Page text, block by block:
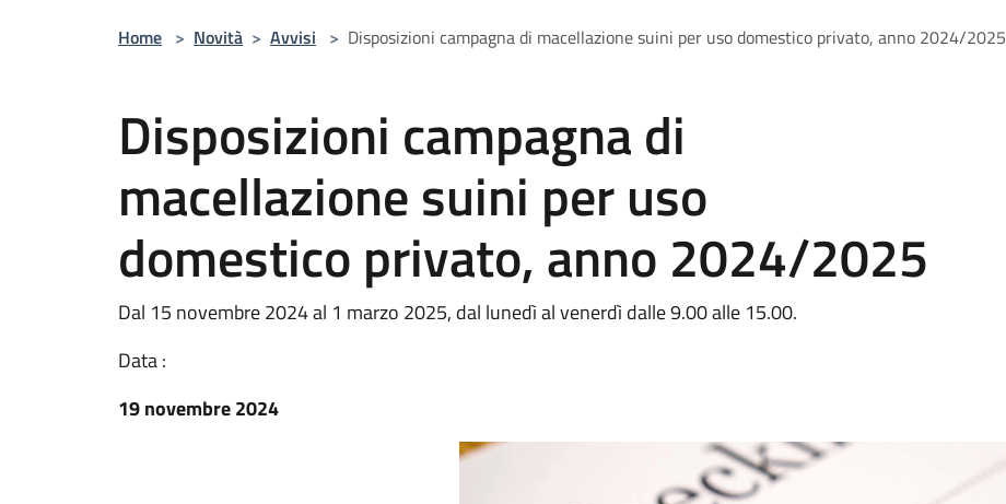
Home > Novità > Avvisi > Disposizioni campagna di macellazione suini per uso domestico privato, anno 2024/2025
Disposizioni campagna di
macellazione suini per uso
domestico privato, anno 2024/2025
Dal 15 novembre 2024 al 1 marzo 2025, dal lunedì al venerdì dalle 9.00 alle 15.00.
Data :
19 novembre 2024